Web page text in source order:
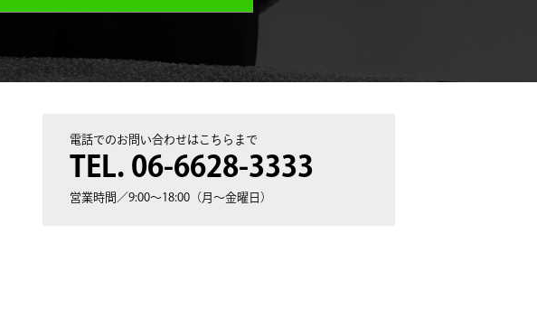
電話でのお問い合わせはこちらまで
TEL. 06-6628-3333
営業時間／9:00〜18:00（月〜金曜日）